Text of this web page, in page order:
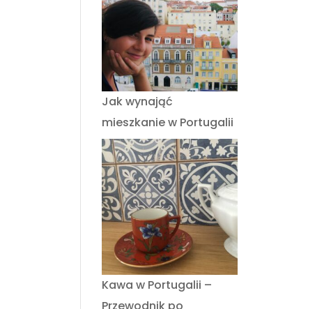
Jak wynająć
mieszkanie w Portugalii
Kawa w Portugalii –
Przewodnik po